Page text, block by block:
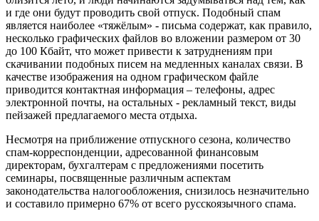
и где они будут проводить свой отпуск. Подобный спам
является наиболее «тяжёлым» - письма содержат, как правило,
несколько графических файлов во вложении размером от 30
до 100 Кбайт, что может привести к затруднениям при
скачивании подобных писем на медленных каналах связи. В
качестве изображения на одном графическом файле
приводится контактная информация – телефоны, адрес
электронной почты, на остальных - рекламный текст, виды
пейзажей предлагаемого места отдыха.
Несмотря на приближение отпускного сезона, количество
спам-корреспонденции, адресованной финансовым
директорам, бухгалтерам с предложениями посетить
семинары, посвященные различным аспектам
законодательства налогообложения, снизилось незначительно
и составило примерно 67% от всего русскоязычного спама.